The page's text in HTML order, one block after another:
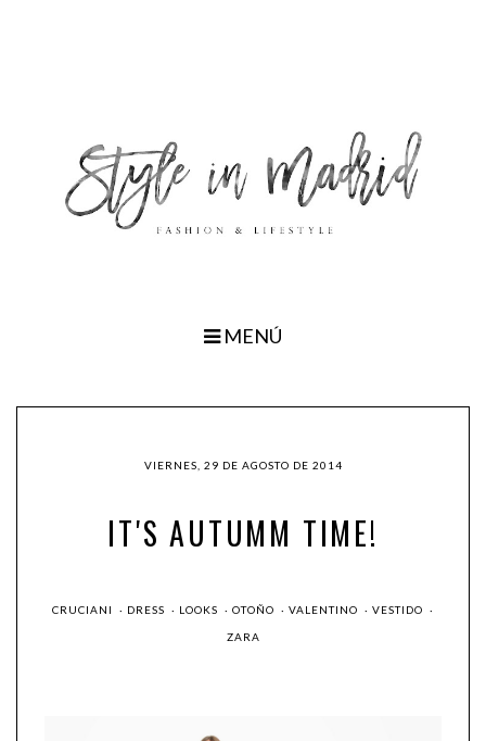
MENÚ
VIERNES, 29 DE AGOSTO DE 2014
IT'S AUTUMM TIME!
CRUCIANI · DRESS · LOOKS · OTOÑO · VALENTINO · VESTIDO ·
ZARA